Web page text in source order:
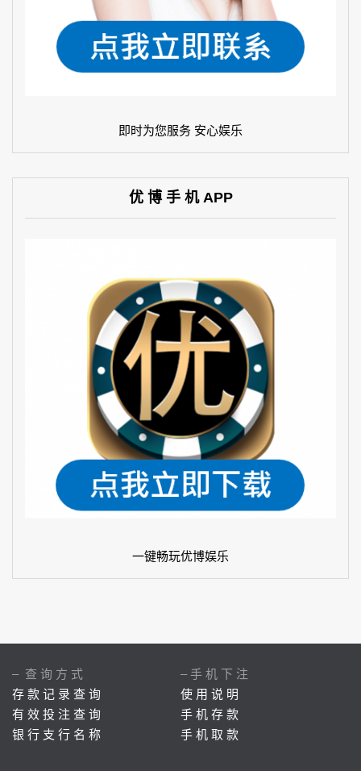
即时为您服务 安心娱乐
优 博 手 机 APP
一键畅玩优博娱乐
– 查 询 方 式
存 款 记 录 查 询
有 效 投 注 查 询
银 行 支 行 名 称
– 手 机 下 注
使 用 说 明
手 机 存 款
手 机 取 款